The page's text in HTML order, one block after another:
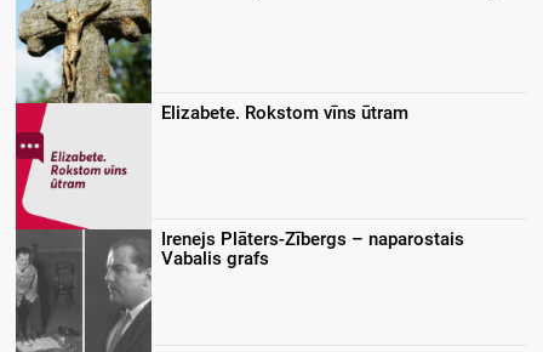
Elizabete. Rokstom vīns ūtram
Irenejs Plāters-Zībergs – naparostais
Vabalis grafs